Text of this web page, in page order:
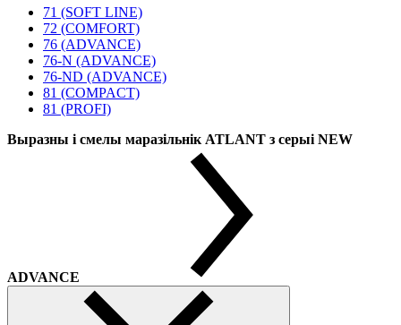
71 (SOFT LINE)
72 (COMFORT)
76 (ADVANCE)
76-N (ADVANCE)
76-ND (ADVANCE)
81 (COMPACT)
81 (PROFI)
Выразны і смелы маразільнік ATLANT з серыі NEW
ADVANCE